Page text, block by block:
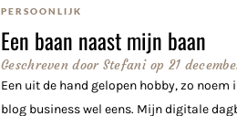
PERSOONLIJK
Een baan naast mijn baan
Geschreven doorStefani op 21
Een uit de hand gelopen hobby, zo
blog business wel eens. Mijn digitale